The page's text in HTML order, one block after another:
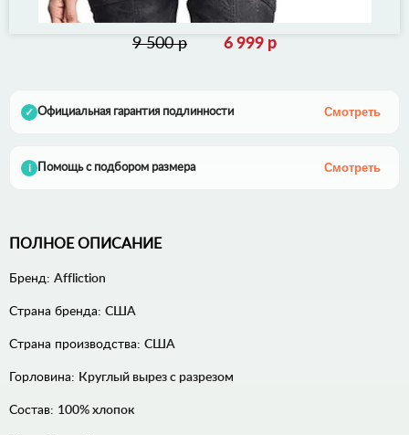
9 500 р 6 999 р
✓ Официальная гарантия подлинности Смотреть
i Помощь с подбором размера Смотреть
ПОЛНОЕ ОПИСАНИЕ
Бренд: Affliction
Страна бренда: США
Страна производства: США
Горловина: Круглый вырез с разрезом
Состав: 100% хлопок